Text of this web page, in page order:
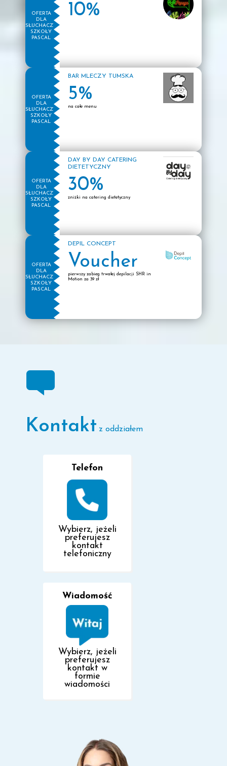
OFERTA
DLA
SŁUCHACZY
SZKOŁY
PASCAL
10%
OFERTA
DLA
SŁUCHACZY
SZKOŁY
PASCAL
BAR MLECZY TUMSKA
5%
na całe menu
OFERTA
DLA
SŁUCHACZY
SZKOŁY
PASCAL
DAY BY DAY CATERING
DIETETYCZNY
30%
zniżki na catering dietetyczny
OFERTA
DLA
SŁUCHACZY
SZKOŁY
PASCAL
DEPIL CONCEPT
Voucher
pierwszy zabieg trwałej depilacji SHR in
Motion za 39 zł
Kontakt z oddziałem
Telefon
Wybierz, jeżeli
preferujesz
kontakt
telefoniczny
Wiadomość
Wybierz, jeżeli
preferujesz
kontakt w
formie
wiadomości